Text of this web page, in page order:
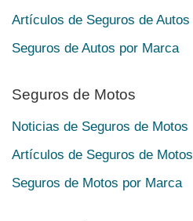
Artículos de Seguros de Autos
Seguros de Autos por Marca
Seguros de Motos
Noticias de Seguros de Motos
Artículos de Seguros de Motos
Seguros de Motos por Marca